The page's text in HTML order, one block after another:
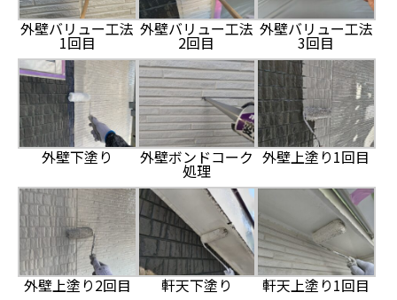
外壁バリュー工法
1回目
外壁バリュー工法
2回目
外壁バリュー工法
3回目
外壁下塗り 外壁ボンドコーク
処理
外壁上塗り1回目
外壁上塗り2回目 軒天下塗り 軒天上塗り1回目